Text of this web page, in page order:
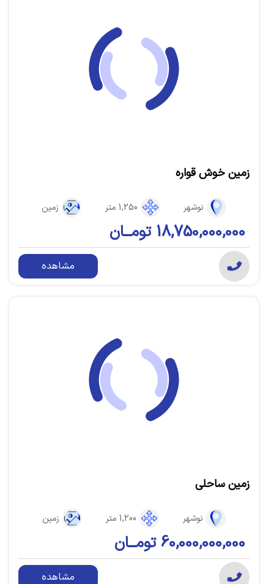
زمین خوش قواره
نوشهر 1,250 متر زمین
18,750,000,000 تومــان
مشاهده
زمین ساحلی
نوشهر 1,200 متر زمین
60,000,000,000 تومــان
مشاهده